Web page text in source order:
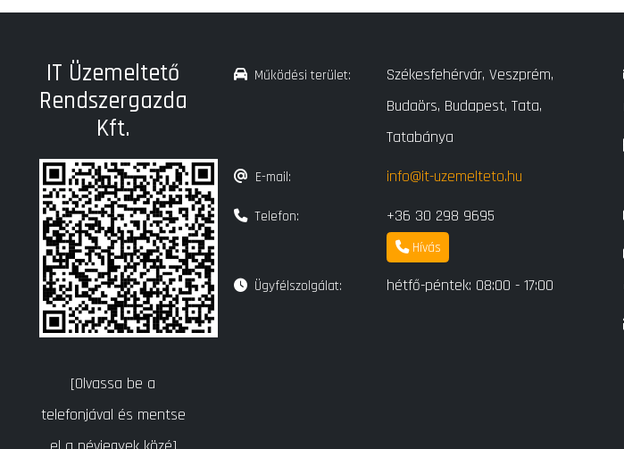
IT Üzemeltető
Rendszergazda
Kft.
[Olvassa be a
telefonjával és mentse
Működési terület:
Székesfehérvár, Veszprém,
Budaörs, Budapest, Tata,
Tatabánya
E-mail: info@it-uzemelteto.hu
Telefon: +36 30 298 9695
Hívás
Ügyfélszolgálat: hétfő-péntek: 08:00 - 17:00